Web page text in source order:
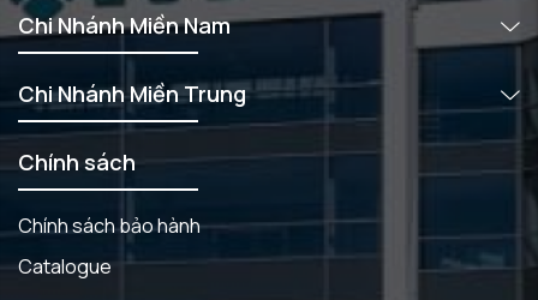
Chi Nhánh Miền Nam
Chi Nhánh Miền Trung
Chính sách
Chính sách bảo hành
Catalogue